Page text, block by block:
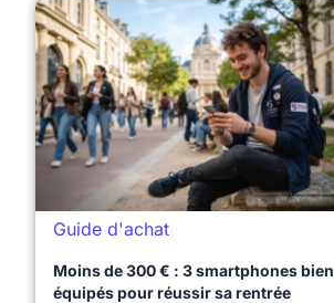
Guide d'achat
Moins de 300 € : 3 smartphones bien
équipés pour réussir sa rentrée